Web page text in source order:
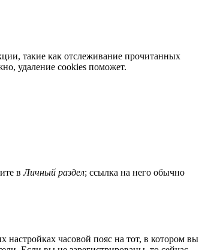
такие как отслеживание прочитанных
удаление cookies поможет.
вЛичный раздел; ссылка на него обычно
настройках часовой пояс на тот, в котором вы